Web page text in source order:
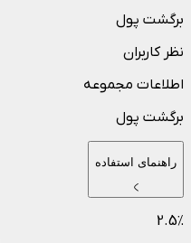
برگشت پول
نظر کاربران
اطلاعات مجموعه
برگشت پول
راهنمای استفاده
2.5٪